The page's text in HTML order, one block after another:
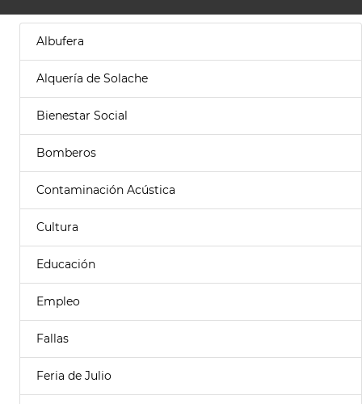
Albufera
Alquería de Solache
Bienestar Social
Bomberos
Contaminación Acústica
Cultura
Educación
Empleo
Fallas
Feria de Julio